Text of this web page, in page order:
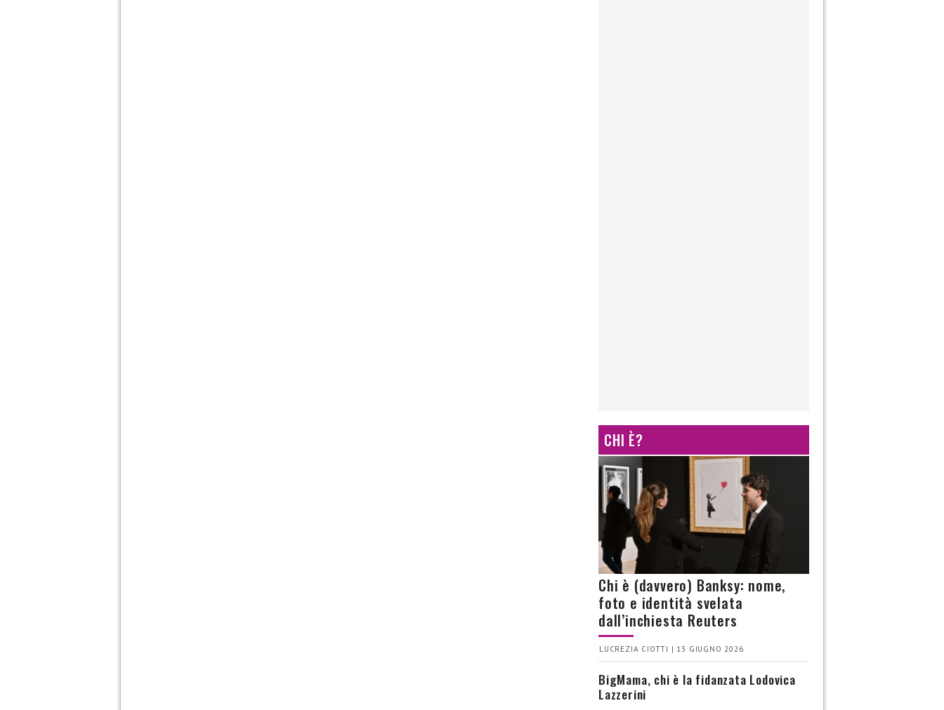
CHI È?
Chi è (davvero) Banksy: nome,
foto e identità svelata
dall’inchiesta Reuters
LUCREZIA CIOTTI | 13 GIUGNO 2026
BigMama, chi è la fidanzata Lodovica
Lazzerini